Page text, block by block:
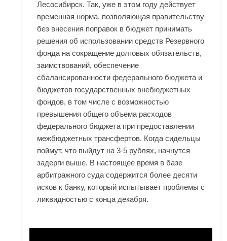
Лесосибирск. Так, уже в этом году действует
временная норма, позволяющая правительству
без внесения поправок в бюджет принимать
решения об использовании средств Резервного
фонда на сокращение долговых обязательств,
заимствований, обеспечение
сбалансированности федерального бюджета и
бюджетов государственных внебюджетных
фондов, в том числе с возможностью
превышения общего объема расходов
федерального бюджета при предоставлении
межбюджетных трансфертов. Когда сидельцы
поймут, что выйдут на 3-5 рублях, начнутся
задерги выше. В настоящее время в базе
арбитражного суда содержится более десяти
исков к банку, который испытывает проблемы с
ликвидностью с конца декабря.